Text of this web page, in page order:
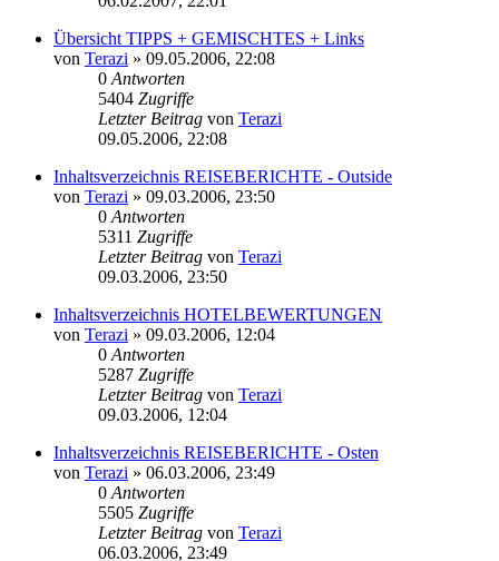
Übersicht TIPPS + GEMISCHTES + Links
von Terazi » 09.05.2006, 22:08
0 Antworten
5404 Zugriffe
Letzter Beitrag von Terazi
09.05.2006, 22:08
Inhaltsverzeichnis REISEBERICHTE - Outside
von Terazi » 09.03.2006, 23:50
0 Antworten
5311 Zugriffe
Letzter Beitrag von Terazi
09.03.2006, 23:50
Inhaltsverzeichnis HOTELBEWERTUNGEN
von Terazi » 09.03.2006, 12:04
0 Antworten
5287 Zugriffe
Letzter Beitrag von Terazi
09.03.2006, 12:04
Inhaltsverzeichnis REISEBERICHTE - Osten
von Terazi » 06.03.2006, 23:49
0 Antworten
5505 Zugriffe
Letzter Beitrag von Terazi
06.03.2006, 23:49